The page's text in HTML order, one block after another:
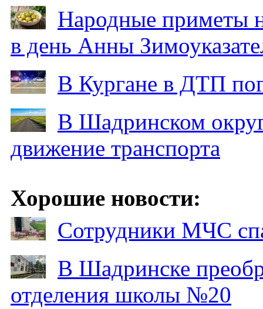
Народные приметы
в день Анны
В Кургане в ДТП
В Шадринском
движение транспорта
Хорошие новости:
Сотрудники МЧС
В Шадринске
отделения школы №20